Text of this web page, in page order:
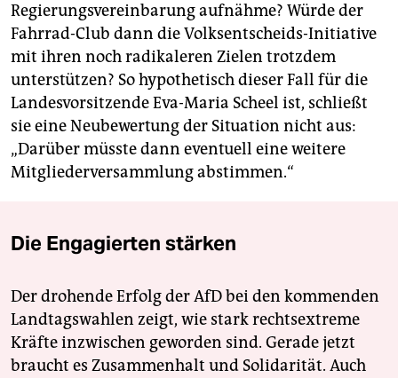
Regierungsvereinbarung aufnähme? Würde der
Fahrrad-Club dann die Volksentscheids-Initiative
mit ihren noch radikaleren Zielen trotzdem
unterstützen? So hypothetisch dieser Fall für die
Landesvorsitzende Eva-Maria Scheel ist, schließt
sie eine Neubewertung der Situation nicht aus:
„Darüber müsste dann eventuell eine weitere
Mitgliederversammlung abstimmen.“
Die Engagierten stärken
Der drohende Erfolg der AfD bei den kommenden
Landtagswahlen zeigt, wie stark rechtsextreme
Kräfte inzwischen geworden sind. Gerade jetzt
braucht es Zusammenhalt und Solidarität. Auch